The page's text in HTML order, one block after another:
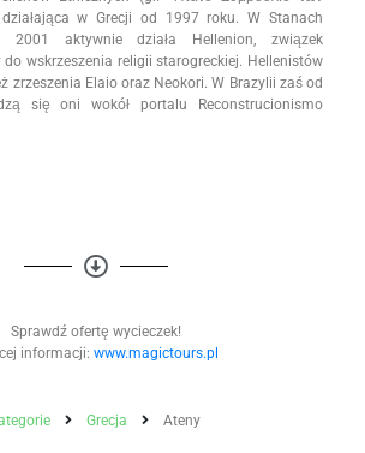
działająca w Grecji od 1997 roku. W Stanach
2001 aktywnie działa Hellenion, związek
wskrzeszenia religii starogreckiej. Hellenistów
zrzeszenia Elaio oraz Neokori. W Brazylii zaś od
się oni wokół portalu Reconstrucionismo
Sprawdź ofertę wycieczek!
informacji: www.magictours.pl
Grecja Ateny